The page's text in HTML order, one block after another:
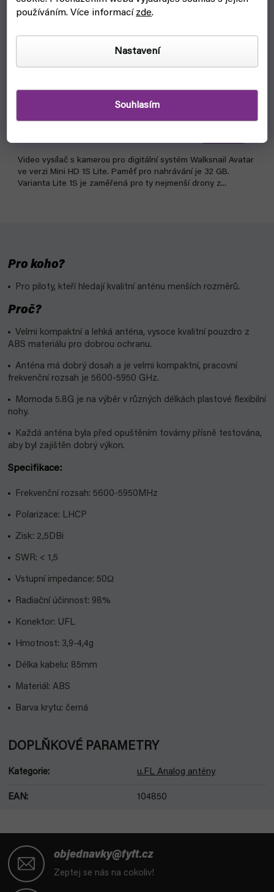
používáním. Více informací zde.
Nastavení
Souhlasím
Video vysílač s kamerou pro digitální systém Walksnail Avatar
ve verzi Mini HD 1S Lite. Paměť pro nahrávání je 32 GB.
Varianta Lite 1S je zaměřená pro ty nejmenší drony z...
Pro koho?
Pro piloty, kteří hledají kvalitní anténu menších rozměrů.
Proč?
Velmi kompaktní a lehká anténa, vysoce kvalitní pouzdro z
ABS materiálu pro dobrou ochranu.
Anténa má dobrý dosah a je velmi kompaktní, pracovní
frekvenční rozsah je 5600-5950 GHz.
Momoda 5.8G je na výběr v různých délkách plastové flexibilní
nohy.
Každá anténa byla před opuštěním továrny přísně testována,
aby byl zajištěn dobrý výkon.
Specifikace:
Frekvenční rozsah: 5600-5950MHz
Polarizace: LHCP
Zisk: 2,5DBi
SWR: < 1,5
Vstupní impedance: 50Ω
Radiační účinnost: 98%
Konektor: UFL
Hmotnost: 3,9-4,4g
Délka kabelu: 85mm
Materiál: ABS
Barva krytu: černá
DOPLŇKOVÉ PARAMETRY
Kategorie: u.FL Analog antény
EAN: 104850
objednavky@fyft.cz
Zeptej se nás na cokoliv!